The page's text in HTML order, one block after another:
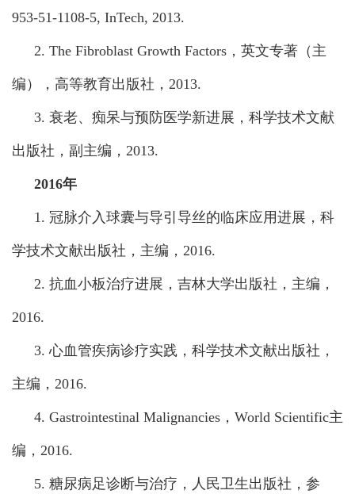
953-51-1108-5, InTech, 2013.
2. The Fibroblast Growth Factors， 英文专著（主
编），高等教育出版社，2013.
3. 衰老、痴呆与预防医学新进展，科学技术文献
出版社，副主编，2013.
2016年
1. 冠脉介入球囊与导引导丝的临床应用进展，科
学技术文献出版社，主编，2016.
2. 抗血小板治疗进展，吉林大学出版社，主编，
2016.
3. 心血管疾病诊疗实践，科学技术文献出版社，
主编，2016.
4. Gastrointestinal Malignancies，World Scientific主
编，2016.
5. 糖尿病足诊断与治疗，人民卫生出版社，参